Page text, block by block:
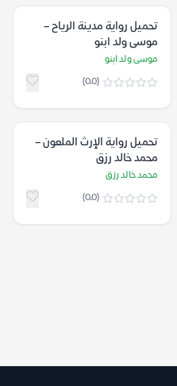
تحميل رواية مدينة الرياح –
موسى ولد ابنو
موسى ولد ابنو
(0.0)
تحميل رواية الإرث الملعون –
محمد خالد رزق
محمد خالد رزق
(0.0)